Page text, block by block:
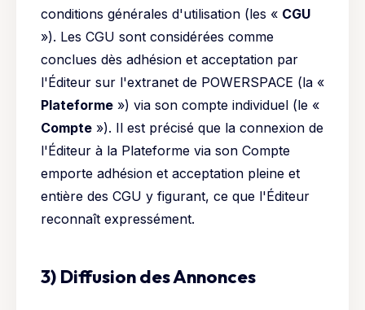
conditions générales d'utilisation (les « CGU
»). Les CGU sont considérées comme
conclues dès adhésion et acceptation par
l'Éditeur sur l'extranet de POWERSPACE (la «
Plateforme ») via son compte individuel (le «
Compte »). Il est précisé que la connexion de
l'Éditeur à la Plateforme via son Compte
emporte adhésion et acceptation pleine et
entière des CGU y figurant, ce que l'Éditeur
reconnaît expressément.
3) Diffusion des Annonces